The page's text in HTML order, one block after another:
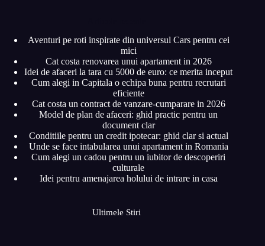
Aventuri pe roti inspirate din universul Cars pentru cei
mici
Cat costa renovarea unui apartament in 2026
Idei de afaceri la tara cu 5000 de euro: ce merita inceput
Cum alegi in Capitala o echipa buna pentru recrutari
eficiente
Cat costa un contract de vanzare-cumparare in 2026
Model de plan de afaceri: ghid practic pentru un
document clar
Conditiile pentru un credit ipotecar: ghid clar si actual
Unde se face intabularea unui apartament in Romania
Cum alegi un cadou pentru un iubitor de descoperiri
culturale
Idei pentru amenajarea holului de intrare in casa
Ultimele Stiri